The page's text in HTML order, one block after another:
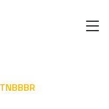
TNBBBR